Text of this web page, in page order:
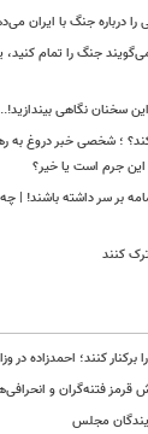
درباره جنگ با ایران
جنگ را تمام کنید،
سخنان نگاهی
؛ شخصی خبر دروغ به
این جرم است یا خیر؟
عمامه بر سر داشته
کنند
کنند؛ احمدزاده در
فتنه‌گران و
مجلس